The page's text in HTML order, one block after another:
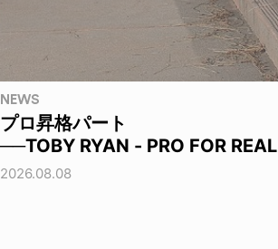
NEWS
プロ昇格パート
──TOBY RYAN - PRO FOR REAL
2026.08.08